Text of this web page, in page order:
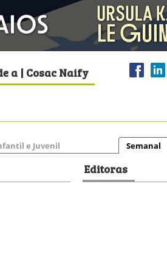
a | Cosac Naify
e Juvenil Semanal
Editoras